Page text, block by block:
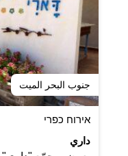
جنوب البحر الميت
אירוח כפרי
داري